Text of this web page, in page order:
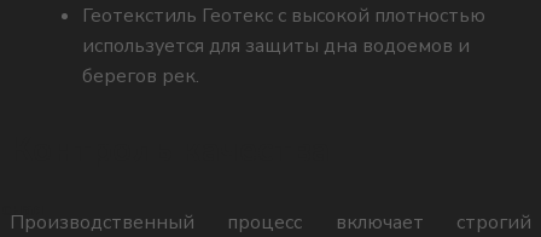
Геотекстиль Геотекс с высокой плотностью
используется для защиты дна водоемов и
берегов рек.
Производственный процесс включает строгий